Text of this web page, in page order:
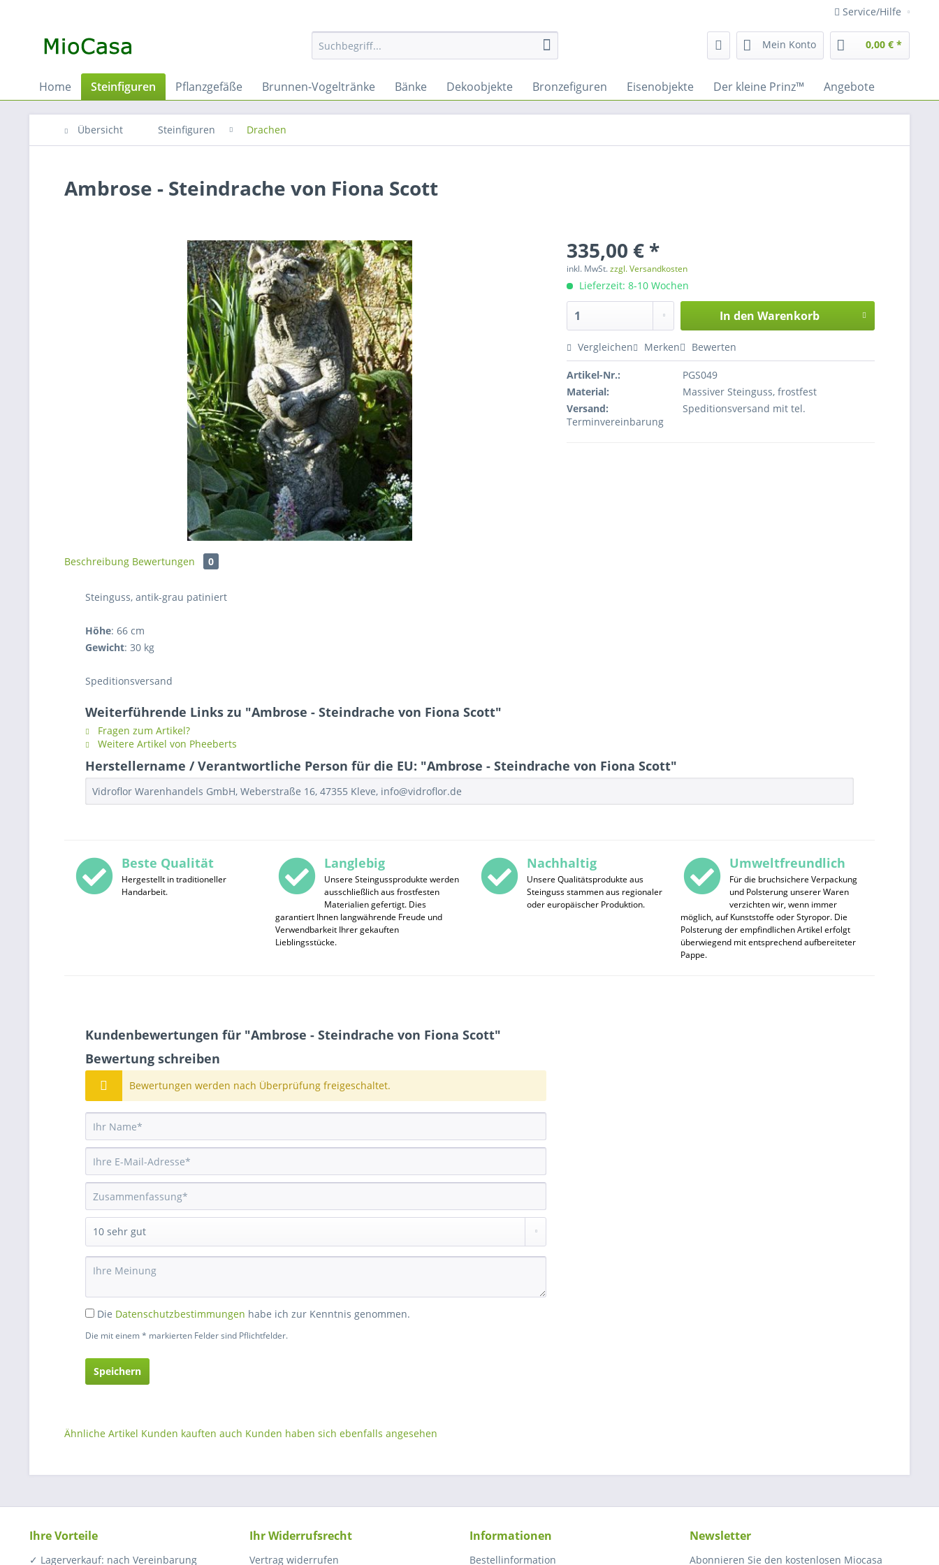
Service/Hilfe
Mein Konto 0,00 € *
Home Steinfiguren Pflanzgefäße Brunnen-Vogeltränke Bänke Dekoobjekte Bronzefiguren Eisenobjekte Der kleine Prinz™ Angebote
Übersicht Steinfiguren Drachen
Ambrose - Steindrache von Fiona Scott
335,00 € *
inkl. MwSt.zzgl. Versandkosten
Lieferzeit: 8-10 Wochen
In den Warenkorb
Vergleichen Merken Bewerten
Artikel-Nr.:
PGS049
Material:
Massiver Steinguss, frostfest
Versand:
Speditionsversand mit tel.
Terminvereinbarung
Beschreibung Bewertungen 0
Steinguss, antik-grau patiniert
Höhe: 66 cm
Gewicht: 30 kg
Speditionsversand
Weiterführende Links zu "Ambrose - Steindrache von Fiona Scott"
Fragen zum Artikel?
Weitere Artikel von Pheeberts
Herstellername / Verantwortliche Person für die EU: "Ambrose - Steindrache von Fiona Scott"
Vidroflor Warenhandels GmbH, Weberstraße 16, 47355 Kleve, info@vidroflor.de
Beste Qualität
Hergestellt in traditioneller
Handarbeit.
Langlebig
Unsere Steingussprodukte werden
ausschließlich aus frostfesten
Materialien gefertigt. Dies
garantiert Ihnen langwährende Freude und
Verwendbarkeit Ihrer gekauften
Lieblingsstücke.
Nachhaltig
Unsere Qualitätsprodukte aus
Steinguss stammen aus regionaler
oder europäischer Produktion.
Umweltfreundlich
Für die bruchsichere Verpackung
und Polsterung unserer Waren
verzichten wir, wenn immer
möglich, auf Kunststoffe oder Styropor. Die
Polsterung der empfindlichen Artikel erfolgt
überwiegend mit entsprechend aufbereiteter
Pappe.
Kundenbewertungen für "Ambrose - Steindrache von Fiona Scott"
Bewertung schreiben
Bewertungen werden nach Überprüfung freigeschaltet.
Die Datenschutzbestimmungen habe ich zur Kenntnis genommen.
Die mit einem * markierten Felder sind Pflichtfelder.
Speichern
Ähnliche Artikel Kunden kauften auch Kunden haben sich ebenfalls angesehen
Ihre Vorteile
✓ Lagerverkauf: nach Vereinbarung
Ihr Widerrufsrecht
Vertrag widerrufen
Informationen
Bestellinformation
Newsletter
Abonnieren Sie den kostenlosen Miocasa